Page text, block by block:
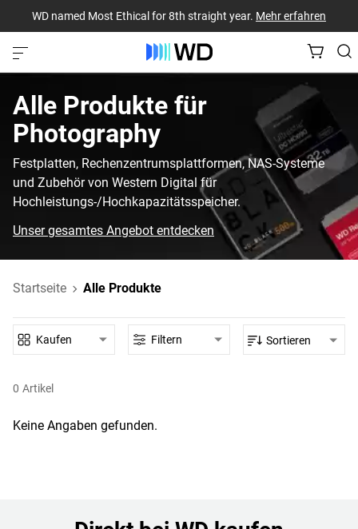
WD named Most Ethical for 8th straight year. Mehr erfahren
Alle Produkte‎ für‎
Photography‎
Festplatten, Rechenzentrumsplattformen, NAS-Systeme
und Zubehör von Western Digital für
Hochleistungs-/Hochkapazitätsspeicher.
Unser gesamtes Angebot entdecken
Startseite Alle Produkte
0 Artikel
Kaufen Filtern Sortieren
Keine Angaben gefunden.